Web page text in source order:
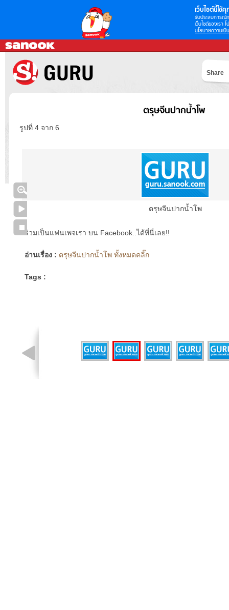
เว็บไซต์นี้ใช้คุ
รับประสบการณ์
เว็บไซต์ของเรา
นโยบายความเป็
Share
ตรุษจีนปากน้ำโพ
รูปที่ 4 จาก 6
ตรุษจีนปากน้ำโพ
ร่วมเป็นแฟนเพจเรา บน Facebook..ได้ที่นี่เลย!!
อ่านเรื่อง : ตรุษจีนปากน้ำโพ ทั้งหมดคลิ๊ก
Tags :